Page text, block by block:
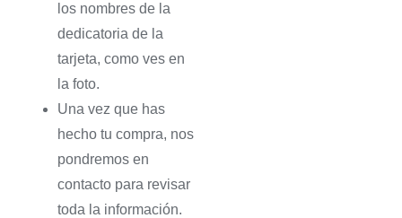
los nombres de la
dedicatoria de la
tarjeta, como ves en
la foto.
Una vez que has
hecho tu compra, nos
pondremos en
contacto para revisar
toda la información.